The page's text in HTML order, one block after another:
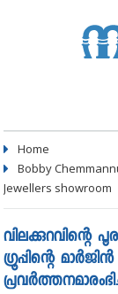
Home
Bobby
Jewellers showroom
ഗ്രൂപ്പിന്റെ